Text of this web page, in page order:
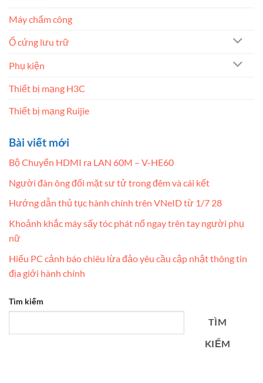
Máy chấm công
Ổ cứng lưu trữ
Phụ kiện
Thiết bị mạng H3C
Thiết bị mạng Ruijie
Bài viết mới
Bộ Chuyển HDMI ra LAN 60M – V-HE60
Người đàn ông đối mặt sư tử trong đêm và cái kết
Hướng dẫn thủ tục hành chính trên VNeID từ 1/7 28
Khoảnh khắc máy sấy tóc phát nổ ngay trên tay người phụ
nữ
Hiếu PC cảnh báo chiêu lừa đảo yêu cầu cập nhật thông tin
địa giới hành chính
Tìm kiếm
TÌM
KIẾM